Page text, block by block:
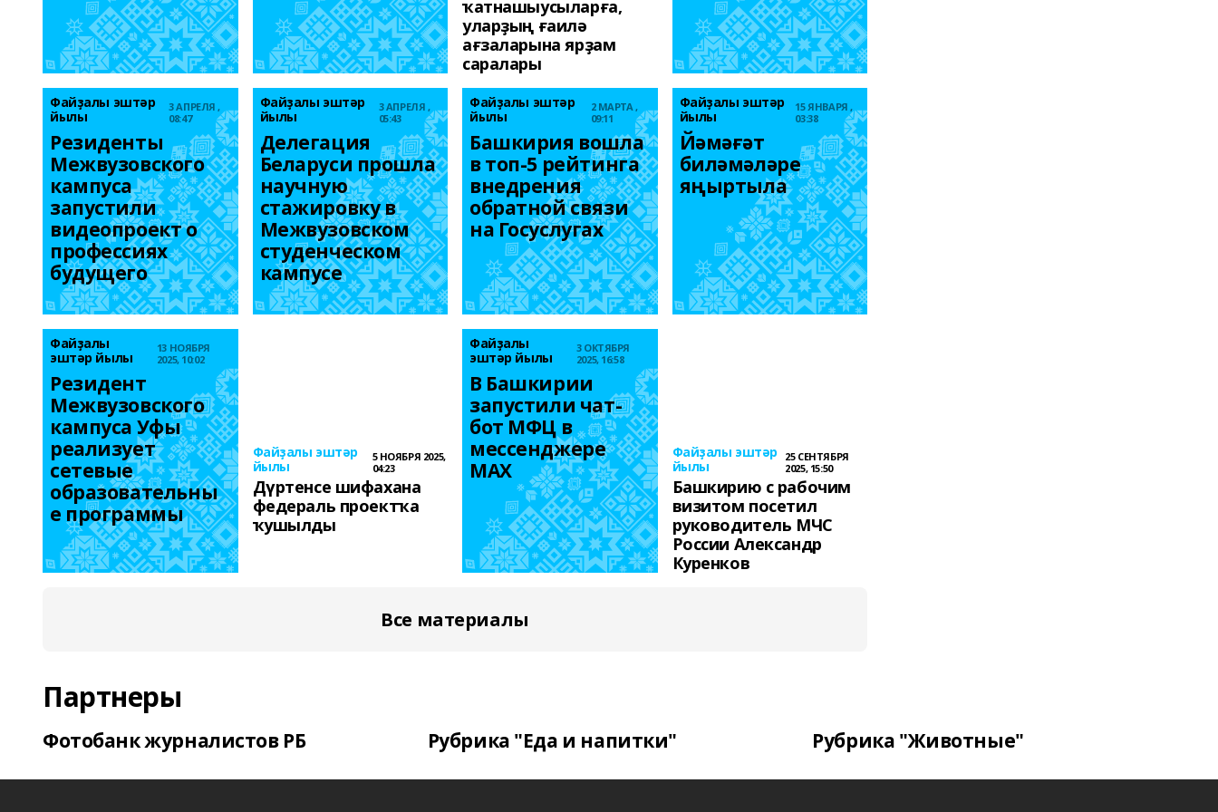
ҡатнашыусыларға,
уларҙың ғаилә
ағзаларына ярҙам
саралары
Файҙалы эштәр
йылы
3 АПРЕЛЯ ,
08:47
Резиденты
Межвузовского
кампуса
запустили
видеопроект о
профессиях
будущего
Файҙалы эштәр
йылы
3 АПРЕЛЯ ,
05:43
Делегация
Беларуси прошла
научную
стажировку в
Межвузовском
студенческом
кампусе
Файҙалы эштәр
йылы
2 МАРТА ,
09:11
Башкирия вошла
в топ-5 рейтинга
внедрения
обратной связи
на Госуслугах
Файҙалы эштәр
йылы
15 ЯНВАРЯ ,
03:38
Йәмәғәт
биләмәләре
яңыртыла
Файҙалы
эштәр йылы
13 НОЯБРЯ
2025, 10:02
Резидент
Межвузовского
кампуса Уфы
реализует
сетевые
образовательны
е программы
Файҙалы эштәр
йылы
5 НОЯБРЯ 2025,
04:23
Дүртенсе шифахана
федераль проектҡа
ҡушылды
Файҙалы
эштәр йылы
3 ОКТЯБРЯ
2025, 16:58
В Башкирии
запустили чат-
бот МФЦ в
мессенджере
MAX
Файҙалы эштәр
йылы
25 СЕНТЯБРЯ
2025, 15:50
Башкирию с рабочим
визитом посетил
руководитель МЧС
России Александр
Куренков
Все материалы
Партнеры
Фотобанк журналистов РБ Рубрика "Еда и напитки" Рубрика "Животные"